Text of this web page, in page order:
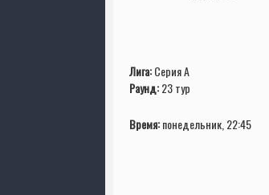
Лига:Серия А
Раунд:23 тур
Время:понедельник, 22:45